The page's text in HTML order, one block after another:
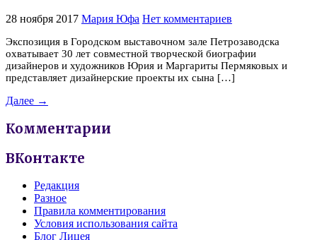
28 ноября 2017 Мария Юфа Нет комментариев
Экспозиция в Городском выставочном зале Петрозаводска
охватывает 30 лет совместной творческой биографии
дизайнеров и художников Юрия и Маргариты Пермяковых и
представляет дизайнерские проекты их сына […]
Далее →
Комментарии
ВКонтакте
Редакция
Разное
Правила комментирования
Условия использования сайта
Блог Лицея